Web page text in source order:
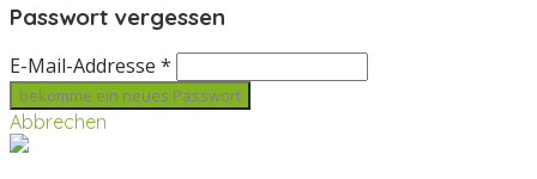
Passwort vergessen
E-Mail-Addresse *
Abbrechen